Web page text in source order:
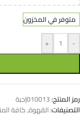
متوفر في المخزون
-
+
رمز المنتج:010013|حبة
التصنيفات:القهوة,كافة